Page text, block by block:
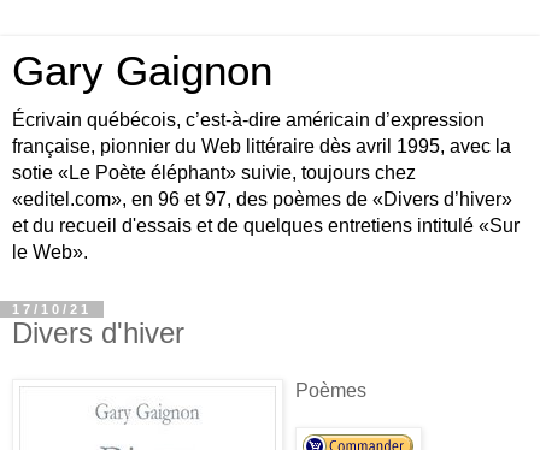
Gary Gaignon
Écrivain québécois, c’est-à-dire américain d’expression
française, pionnier du Web littéraire dès avril 1995, avec la
sotie «Le Poète éléphant» suivie, toujours chez
«editel.com», en 96 et 97, des poèmes de «Divers d’hiver»
et du recueil d'essais et de quelques entretiens intitulé «Sur
le Web».
17/10/21
Divers d'hiver
Poèmes